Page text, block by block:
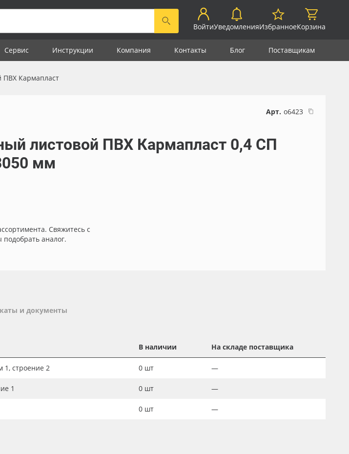
ВойтиУведомленияИзбранноеКорзина
Сервис Инструкции Компания Контакты Блог Поставщикам
ПВХ Кармапласт
Арт. о6423
листовой ПВХ Кармапласт 0,4 СП
мм
Свяжитесь с
аналог.
и документы
В наличии На складе поставщика
1, строение 2 0 шт —
1 0 шт —
0 шт —